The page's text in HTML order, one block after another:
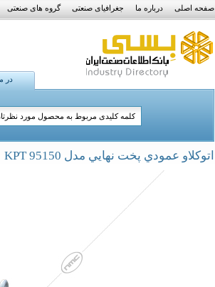
صفحه اصلی درباره ما جغرافیای صنعتی گروه های صنعتی
در
اتوكلاو عمودي پخت نهايي مدل KPT 95150